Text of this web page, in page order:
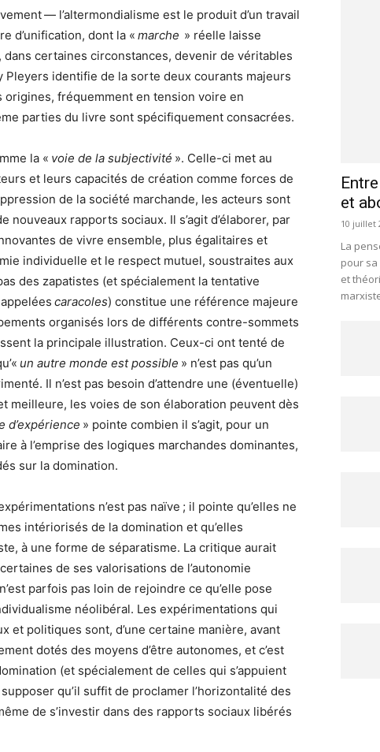
— l’altermondialisme est le produit d’un travail
d’unification, dont la « marche » réelle laisse
certaines circonstances, devenir de véritables
identifie de la sorte deux courants majeurs
fréquemment en tension voire en
parties du livre sont spécifiquement consacrées.
la « voie de la subjectivité ». Celle-ci met au
et leurs capacités de création comme forces de
de la société marchande, les acteurs sont
rapports sociaux. Il s’agit d’élaborer, par
de vivre ensemble, plus égalitaires et
individuelle et le respect mutuel, soustraites aux
des zapatistes (et spécialement la tentative
caracoles) constitue une référence majeure
organisés lors de différents contre-sommets
la principale illustration. Ceux-ci ont tenté de
un autre monde est possible » n’est pas qu’un
Il n’est pas besoin d’attendre une (éventuelle)
meilleure, les voies de son élaboration peuvent dès
d’expérience » pointe combien il s’agit, pour un
à l’emprise des logiques marchandes dominantes,
sur la domination.
n’est pas naïve ; il pointe qu’elles ne
intériorisés de la domination et qu’elles
à une forme de séparatisme. La critique aurait
de ses valorisations de l’autonomie
parfois pas loin de rejoindre ce qu’elle pose
néolibéral. Les expérimentations qui
et politiques sont, d’une certaine manière, avant
dotés des moyens d’être autonomes, et c’est
(et spécialement de celles qui s’appuient
qu’il suffit de proclamer l’horizontalité des
de s’investir dans des rapports sociaux libérés
et
10 juillet
La
pour
et